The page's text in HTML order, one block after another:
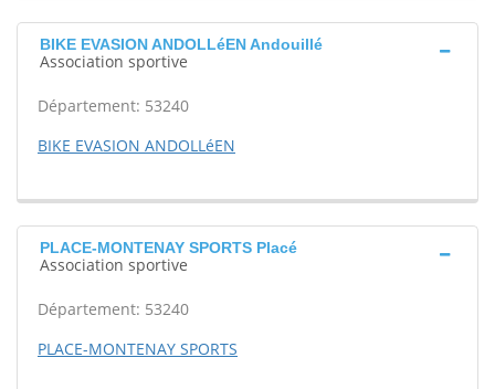
BIKE EVASION ANDOLLéEN Andouillé
Association sportive
Département: 53240
BIKE EVASION ANDOLLéEN
PLACE-MONTENAY SPORTS Placé
Association sportive
Département: 53240
PLACE-MONTENAY SPORTS